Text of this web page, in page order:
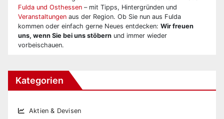
Fulda und Osthessen – mit Tipps, Hintergründen und
Veranstaltungen aus der Region. Ob Sie nun aus Fulda
kommen oder einfach gerne Neues entdecken: Wir freuen
uns, wenn Sie bei uns stöbern und immer wieder
vorbeischauen.
Kategorien
Aktien & Devisen